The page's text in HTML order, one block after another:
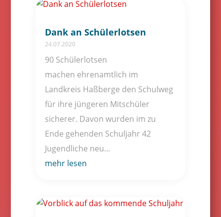
Dank an Schülerlotsen
24.07.2020
90 Schülerlotsen
machen ehrenamtlich im
Landkreis Haßberge den Schulweg
für ihre jüngeren Mitschüler
sicherer. Davon wurden im zu
Ende gehenden Schuljahr 42
Jugendliche neu...
mehr lesen